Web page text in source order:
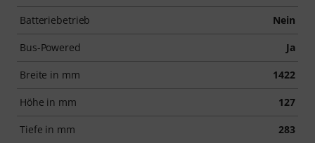
Batteriebetrieb Nein
Bus-Powered Ja
Breite in mm 1422
Höhe in mm 127
Tiefe in mm 283